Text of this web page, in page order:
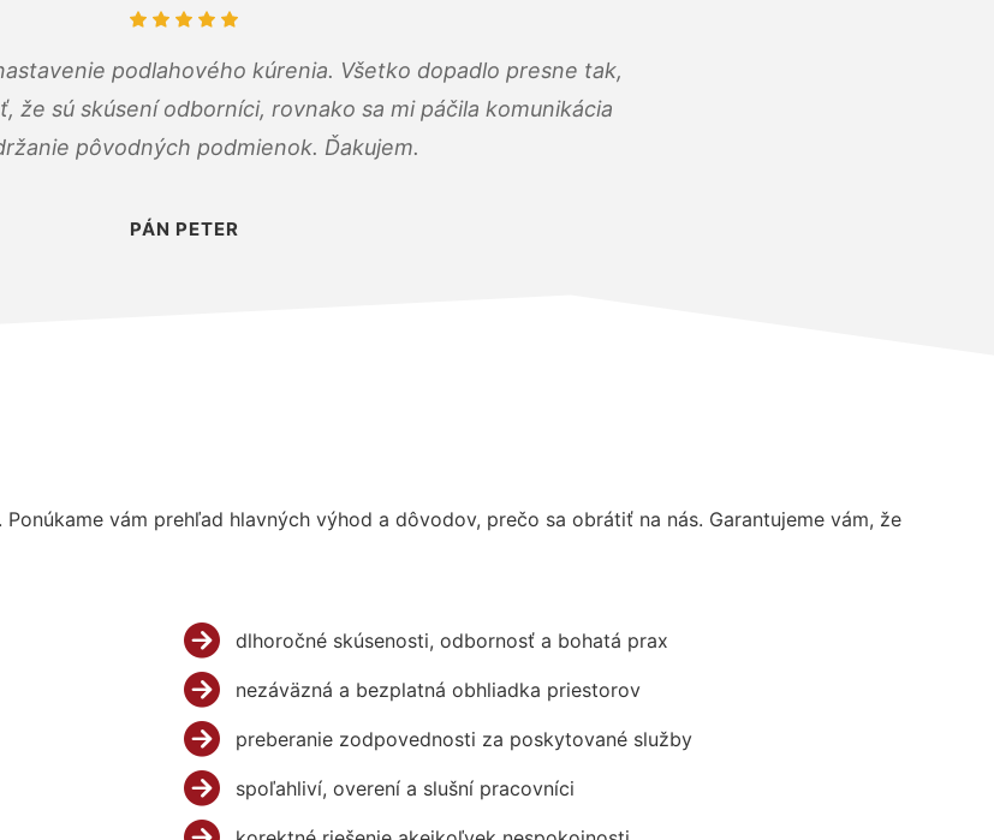
podlahového kúrenia. Všetko dopadlo presne tak,
že sú skúsení odborníci, rovnako sa mi páčila komunikácia
pôvodných podmienok. Ďakujem.
PÁN PETER
vám prehľad hlavných výhod a dôvodov, prečo sa obrátiť na nás. Garantujeme vám, že
dlhoročné skúsenosti, odbornosť a bohatá prax
nezáväzná a bezplatná obhliadka priestorov
preberanie zodpovednosti za poskytované služby
spoľahliví, overení a slušní pracovníci